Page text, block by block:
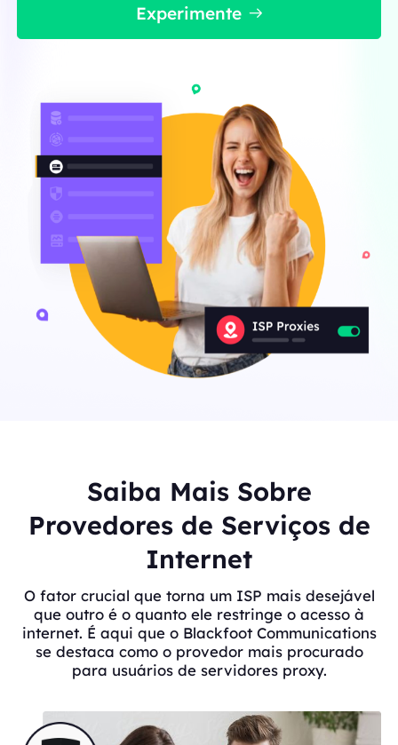
Experimente
Saiba Mais Sobre
Provedores de Serviços de
Internet
O fator crucial que torna um ISP mais desejável
que outro é o quanto ele restringe o acesso à
internet. É aqui que o Blackfoot Communications
se destaca como o provedor mais procurado
para usuários de servidores proxy.